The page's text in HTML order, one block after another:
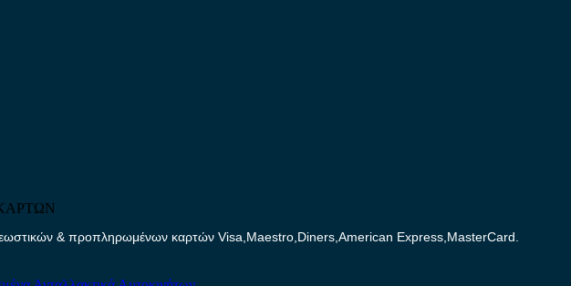
& προπληρωμένων καρτών Visa,Maestro,Diners,American Express,MasterCard.